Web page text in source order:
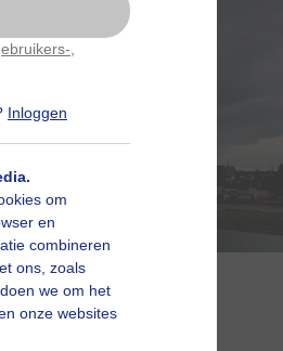
Inloggen
om
en
combineren
ons, zoals
we om het
onze websites
bekeken
deze pop-up